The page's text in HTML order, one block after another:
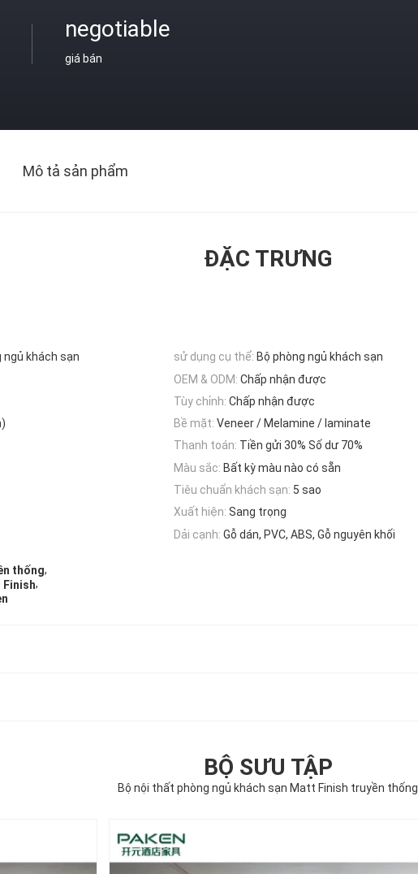
negotiable
giá bán
Mô tả sản phẩm
ĐẶC TRƯNG
ngủ khách sạn sử dụng cụ thể: Bộ phòng ngủ khách sạn
OEM & ODM: Chấp nhận được
Tùy chỉnh: Chấp nhận được
Bề mặt: Veneer / Melamine / laminate
Thanh toán: Tiền gửi 30% Số dư 70%
Màu sắc: Bất kỳ màu nào có sẵn
Tiêu chuẩn khách sạn: 5 sao
Xuất hiện: Sang trọng
Dải cạnh: Gỗ dán, PVC, ABS, Gỗ nguyên khối
thống,
Finish,
BỘ SƯU TẬP
Bộ nội thất phòng ngủ khách sạn Matt Finish truyền thống